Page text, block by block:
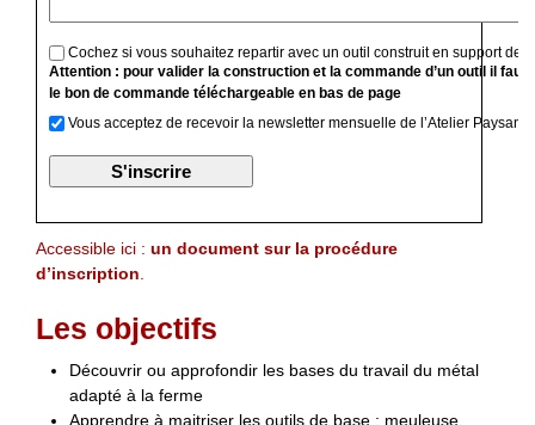
Cochez si vous souhaitez repartir avec un outil construit en support de
Attention : pour valider la construction et la commande d’un outil il faut
le bon de commande téléchargeable en bas de page
Vous acceptez de recevoir la newsletter mensuelle de l’Atelier Paysan
Accessible ici : un document sur la procédure
d’inscription
Les objectifs
Découvrir ou approfondir les bases du travail du métal
adapté à la ferme
Apprendre à maitriser les outils de base : meuleuse,